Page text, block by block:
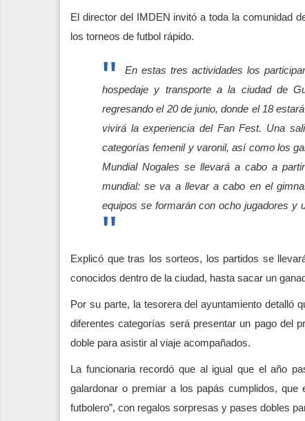
El director del IMDEN invitó a toda la comunidad
los torneos de futbol rápido.
En estas tres actividades los
hospedaje y transporte a la ciudad de
regresando el 20 de junio, donde el 18
vivirá la experiencia del Fan Fest. Una
categorías femenil y varonil, así como los
Mundial Nogales se llevará a cabo a
mundial: se va a llevar a cabo en el
equipos se formarán con ocho jugadores y
Explicó que tras los sorteos, los partidos se
conocidos dentro de la ciudad, hasta sacar un
Por su parte, la tesorera del ayuntamiento detalló
diferentes categorías será presentar un pago del
doble para asistir al viaje acompañados.
La funcionaria recordó que al igual que el año
galardonar o premiar a los papás cumplidos,
futbolero”, con regalos sorpresas y pases dobles